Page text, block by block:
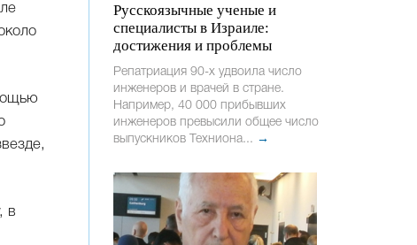
в
Русскоязычные ученые и
специалисты в Израиле:
достижения и проблемы
Репатриация 90-х удвоила число
инженеров и врачей в стране.
Например, 40 000 прибывших
инженеров превысили общее число
выпускников Техниона... →